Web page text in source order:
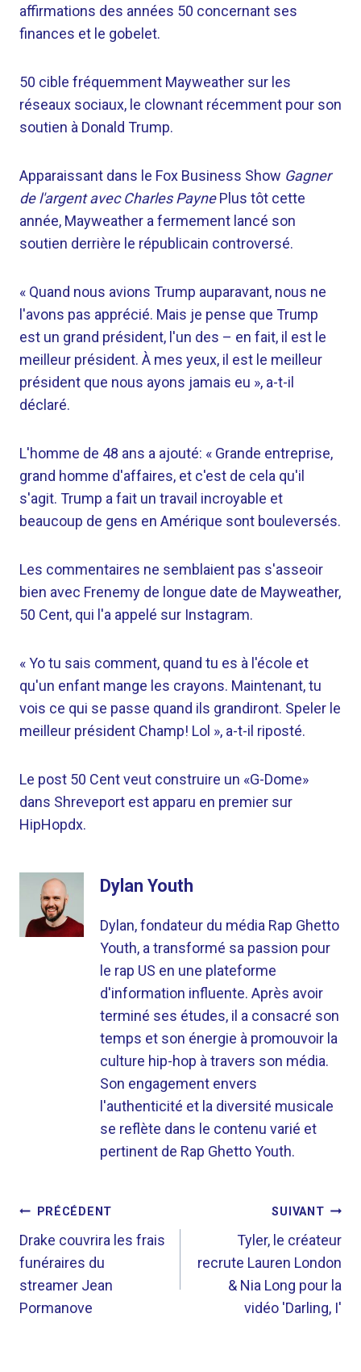
affirmations des années 50 concernant ses
finances et le gobelet.
50 cible fréquemment Mayweather sur les
réseaux sociaux, le clownant récemment pour son
soutien à Donald Trump.
Apparaissant dans le Fox Business Show Gagner
de l'argent avec Charles PaynePlus tôt cette
année, Mayweather a fermement lancé son
soutien derrière le républicain controversé.
« Quand nous avions Trump auparavant, nous ne
l'avons pas apprécié. Mais je pense que Trump
est un grand président, l'un des – en fait, il est le
meilleur président. À mes yeux, il est le meilleur
président que nous ayons jamais eu », a-t-il
déclaré.
L'homme de 48 ans a ajouté: « Grande entreprise,
grand homme d'affaires, et c'est de cela qu'il
s'agit. Trump a fait un travail incroyable et
beaucoup de gens en Amérique sont bouleversés.
Les commentaires ne semblaient pas s'asseoir
bien avec Frenemy de longue date de Mayweather,
50 Cent, qui l'a appelé sur Instagram.
« Yo tu sais comment, quand tu es à l'école et
qu'un enfant mange les crayons. Maintenant, tu
vois ce qui se passe quand ils grandiront. Speler le
meilleur président Champ! Lol », a-t-il riposté.
Le post 50 Cent veut construire un «G-Dome»
dans Shreveport est apparu en premier sur
HipHopdx.
Dylan Youth
Dylan, fondateur du média Rap Ghetto
Youth, a transformé sa passion pour
le rap US en une plateforme
d'information influente. Après avoir
terminé ses études, il a consacré son
temps et son énergie à promouvoir la
culture hip-hop à travers son média.
Son engagement envers
l'authenticité et la diversité musicale
se reflète dans le contenu varié et
pertinent de Rap Ghetto Youth.
NAVIGATION
DE
L’ARTICLE
PRÉCÉDENT
Drake couvrira les frais
funéraires du
streamer Jean
Pormanove
SUIVANT
Tyler, le créateur
recrute Lauren London
& Nia Long pour la
vidéo 'Darling, I'